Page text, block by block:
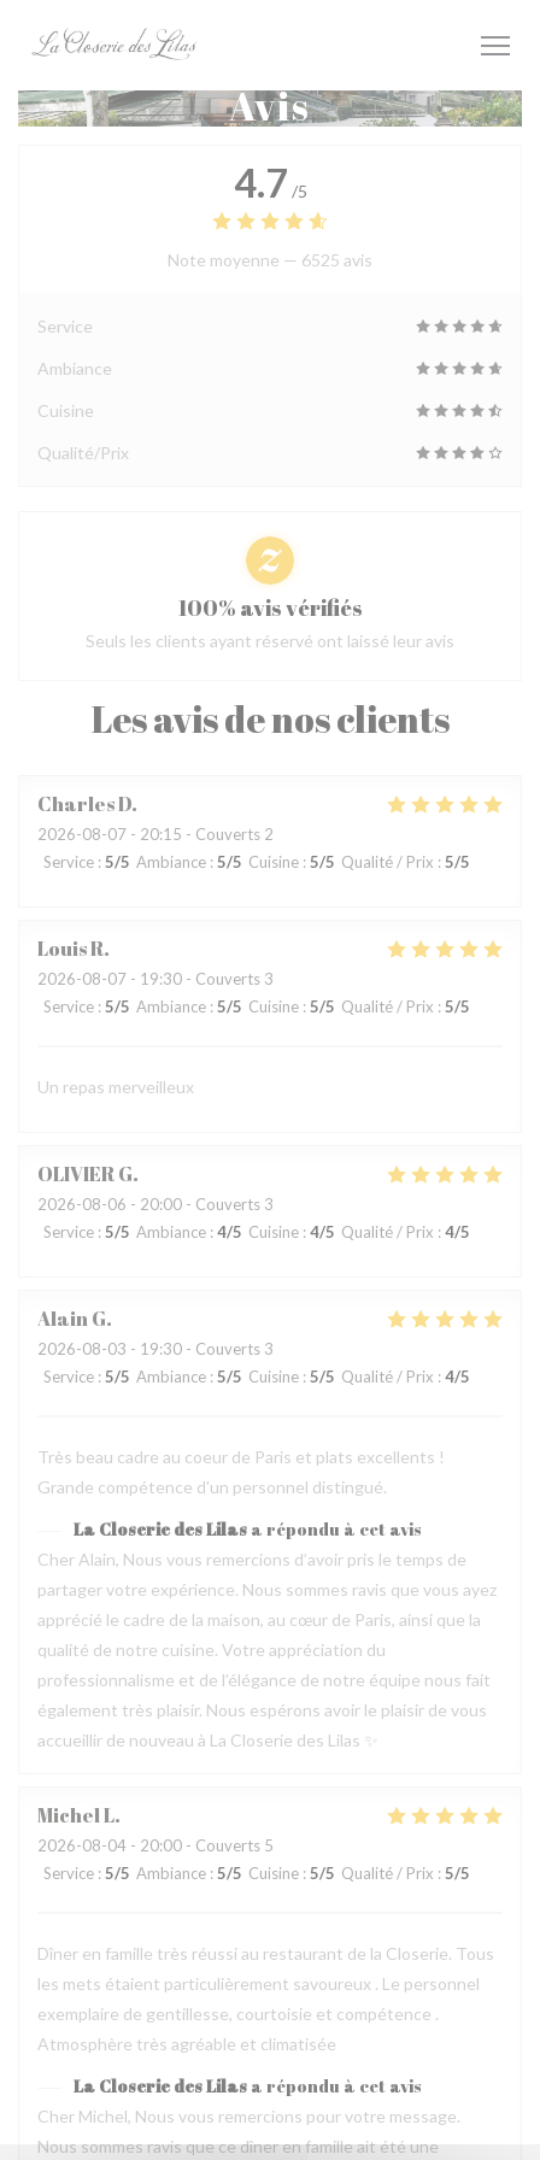
Avis
Les avis de nos clients
CharlesD
2026-08-07 - 20:15 - Couverts 2
Service : 5/5 Ambiance : 5/5 Cuisine : 5/5 Qualité / Prix : 5/5
LouisR
2026-08-07 - 19:30 - Couverts 3
Service : 5/5 Ambiance : 5/5 Cuisine : 5/5 Qualité / Prix : 5/5
Un repas merveilleux
OLIVIERG
2026-08-06 - 20:00 - Couverts 3
Service : 5/5 Ambiance : 4/5 Cuisine : 4/5 Qualité / Prix : 4/5
AlainG
2026-08-03 - 19:30 - Couverts 3
Service : 5/5 Ambiance : 5/5 Cuisine : 5/5 Qualité / Prix : 4/5
Très beau cadre au coeur de Paris et plats excellents !
Grande compétence d'un personnel distingué.
La Closerie des Lilas a répondu à cet avis
Cher Alain, Nous vous remercions d’avoir pris le temps de
partager votre expérience. Nous sommes ravis que vous ayez
apprécié le cadre de la maison, au cœur de Paris, ainsi que la
qualité de notre cuisine. Votre appréciation du
professionnalisme et de l’élégance de notre équipe nous fait
également très plaisir. Nous espérons avoir le plaisir de vous
accueillir de nouveau à La Closerie des Lilas ✨
MichelL
2026-08-04 - 20:00 - Couverts 5
Service : 5/5 Ambiance : 5/5 Cuisine : 5/5 Qualité / Prix : 5/5
Dîner en famille très réussi au restaurant de la Closerie. Tous
les mets étaient particulièrement savoureux . Le personnel
exemplaire de gentillesse, courtoisie et compétence .
Atmosphère très agréable et climatisée
La Closerie des Lilas a répondu à cet avis
Cher Michel, Nous vous remercions pour votre message.
Nous sommes ravis que ce dîner en famille ait été une
4.7 /5
Note moyenne — 6525 avis
Service
Ambiance
Cuisine
Qualité/Prix
100% avis vérifiés
Seuls les clients ayant réservé ont laissé leur avis